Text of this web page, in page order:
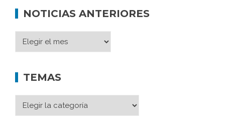
NOTICIAS ANTERIORES
TEMAS